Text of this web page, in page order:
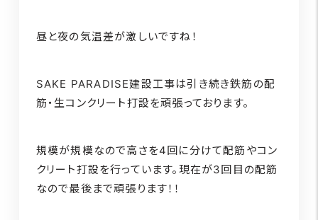
昼と夜の気温差が激しいですね！
SAKE PARADISE建設工事は引き続き鉄筋の配
筋・生コンクリート打設を頑張っております。
規模が規模なので高さを4回に分けて配筋やコン
クリート打設を行っています。現在が3回目の配筋
なので最後まで頑張ります！！